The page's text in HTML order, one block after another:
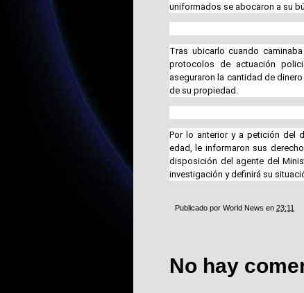
uniformados se abocaron a su
Tras ubicarlo cuando
protocolos de actuación
aseguraron la cantidad de
de su propiedad.
Por lo anterior y a petición del
edad, le informaron sus
disposición del agente del
investigación y definirá su
Publicado por World News en 23:11
No hay